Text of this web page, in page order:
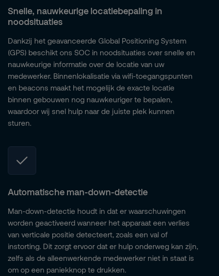
Snelle, nauwkeurige locatiebepaling in
noodsituaties
Dankzij het geavanceerde Global Positioning System
(GPS) beschikt ons SOC in noodsituaties over snelle en
nauwkeurige informatie over de locatie van uw
medewerker. Binnenlokalisatie via wifi-toegangspunten
en beacons maakt het mogelijk de exacte locatie
binnen gebouwen nog nauwkeuriger te bepalen,
waardoor wij snel hulp naar de juiste plek kunnen
sturen.
Automatische man-down-detectie
Man-down-detectie houdt in dat er waarschuwingen
worden geactiveerd wanneer het apparaat een verlies
van verticale positie detecteert, zoals een val of
instorting. Dit zorgt ervoor dat er hulp onderweg kan zijn,
zelfs als de alleenwerkende medewerker niet in staat is
om op een paniekknop te drukken.